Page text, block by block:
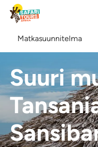
Suuri
Matkasuunnitelma